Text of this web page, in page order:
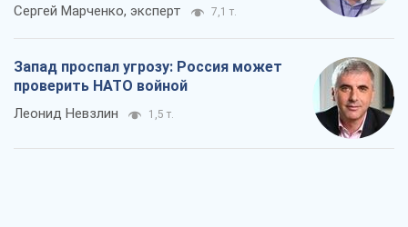
Сергей Марченко, эксперт 7,1 т.
Запад проспал угрозу: Россия может
проверить НАТО войной
Леонид Невзлин 1,5 т.